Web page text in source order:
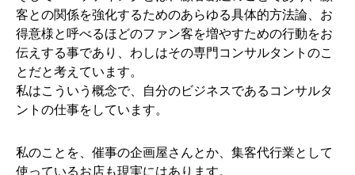
客との関係を強化するためのあらゆる具体的方法論、お
得意様と呼べるほどのファン客を増やすための行動をお
伝えする事であり、わしはその専門コンサルタントのこ
とだと考えています。
私はこういう概念で、自分のビジネスであるコンサルタ
ントの仕事をしています。
私のことを、催事の企画屋さんとか、集客代行業として
使っているお店も現実にはあります。